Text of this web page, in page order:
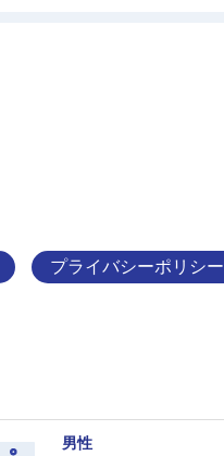
プライバシーポリシー